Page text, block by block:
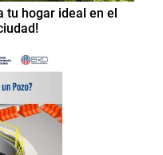
tu hogar ideal en el